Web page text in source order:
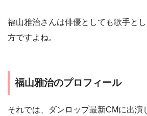
福山雅治さんは俳優としても歌手と
方ですよね。
福山雅治のプロフィール
それでは、ダンロップ最新CMに出演